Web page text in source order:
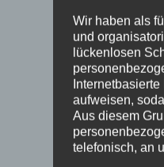
Wir haben als
und
lückenlosen
aufweisen,
Aus diesem
telefonisch, an